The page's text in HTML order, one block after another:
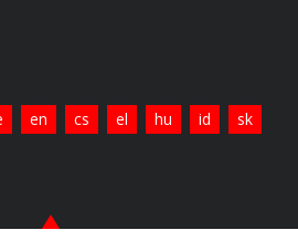
en cs el hu id
sk